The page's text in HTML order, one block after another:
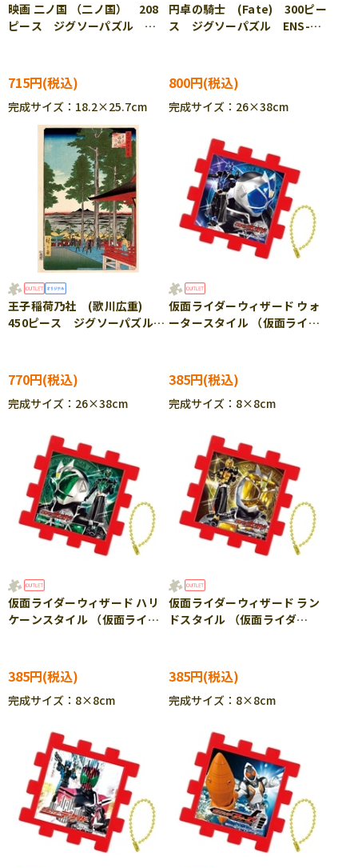
映画 二ノ国 （二ノ国） 208
ピース ジグソーパズル
715円
完成サイズ：18.2×25.7cm
円卓の騎士 (Fate) 300ピー
ス ジグソーパズル ENS-
800円
完成サイズ：26×38cm
王子稲荷乃社 (歌川広重)
450ピース ジグソーパズル
770円
完成サイズ：26×38cm
仮面ライダーウィザード ウォ
ータースタイル （仮面ライダ
385円
完成サイズ：8×8cm
仮面ライダーウィザード ハリ
ケーンスタイル （仮面ライダ
385円
完成サイズ：8×8cm
仮面ライダーウィザード ラン
ドスタイル （仮面ライダ
385円
完成サイズ：8×8cm